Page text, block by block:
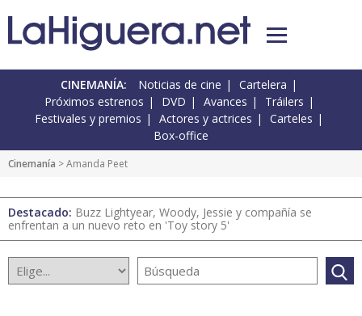
CINEMANÍA: Noticias de cine
Cartelera
Próximos estrenos
DVD Avances
Tráilers
Festivales y premios
Actores y actrices
Carteles
Box-office
Cinemanía > Amanda Peet
Destacado: Buzz Lightyear, Woody, Jessie y compañía se
enfrentan a un nuevo reto en 'Toy story 5'